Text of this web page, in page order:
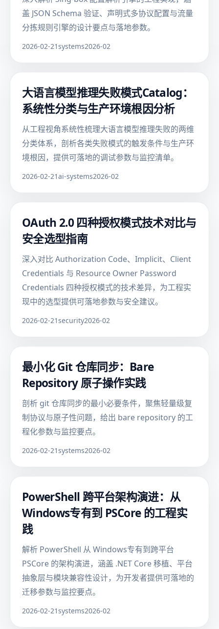
盖 JSON Schema 验证、声明式多协议配置与流量
分拣规则引擎的设计要点与落地参数。
2026-02-21systems2026-02
大语言模型推理失败模式Catalog：
系统性分类与生产环境根因分析
从工程视角系统性梳理大语言模型推理失败的两维
分类体系，剖析各类失败模式的触发条件与生产环
境根因，提供可落地的调试参数与监控清单。
2026-02-21ai-systems2026-02
OAuth 2.0 四种授权模式技术对比与
安全选型指南
深入对比 Authorization Code、Implicit、Client
Credentials 与 Resource Owner Password
Credentials 四种授权模式的技术差异，为工程实
现中的选型提供可落地参数与安全建议。
2026-02-21security2026-02
最小化 Git 仓库同步：Bare
Repository 原子操作实践
剖析 git 仓库同步的最小必要条件，聚焦轻量级复
制协议与原子性问题，给出 bare repository 的工
程化参数与监控要点。
2026-02-21systems2026-02
PowerShell 跨平台架构演进：从
Windows专有到 PSCore 的工程实
践
解析 PowerShell 从 Windows专有到跨平台
PSCore 的架构演进，涵盖 .NET Core 移植、平台
抽象层与模块兼容性设计，为开发者提供可落地的
迁移参数与监控要点。
2026-02-21systems2026-02